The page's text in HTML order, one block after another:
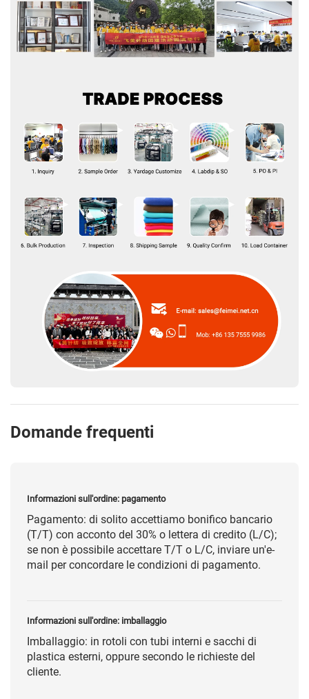
Domande frequenti
Informazioni sull'ordine: pagamento
Pagamento: di solito accettiamo bonifico bancario
(T/T) con acconto del 30% o lettera di credito (L/C);
se non è possibile accettare T/T o L/C, inviare un'e-
mail per concordare le condizioni di pagamento.
Informazioni sull'ordine: imballaggio
Imballaggio: in rotoli con tubi interni e sacchi di
plastica esterni, oppure secondo le richieste del
cliente.